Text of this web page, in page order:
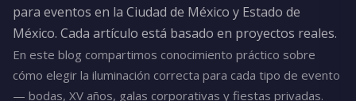
para eventos en la Ciudad de México y Estado de
México. Cada artículo está basado en proyectos reales.
En este blog compartimos conocimiento práctico sobre
cómo elegir la iluminación correcta para cada tipo de evento
— bodas, XV años, galas corporativas y fiestas privadas.